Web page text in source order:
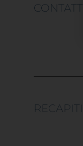
CONTATTI
RECAPITI